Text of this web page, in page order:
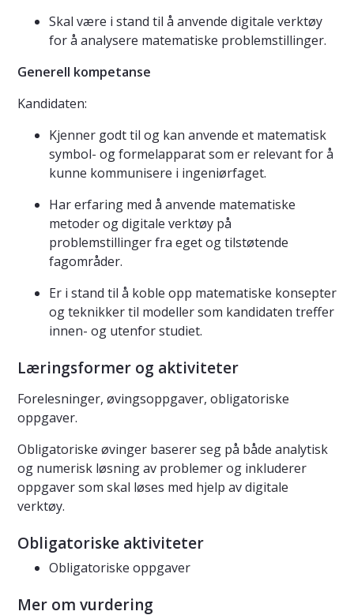
Skal være i stand til å anvende digitale verktøy
for å analysere matematiske problemstillinger.
Generell kompetanse
Kandidaten:
Kjenner godt til og kan anvende et matematisk
symbol- og formelapparat som er relevant for å
kunne kommunisere i ingeniørfaget.
Har erfaring med å anvende matematiske
metoder og digitale verktøy på
problemstillinger fra eget og tilstøtende
fagområder.
Er i stand til å koble opp matematiske konsepter
og teknikker til modeller som kandidaten treffer
innen- og utenfor studiet.
Læringsformer og aktiviteter
Forelesninger, øvingsoppgaver, obligatoriske
oppgaver.
Obligatoriske øvinger baserer seg på både analytisk
og numerisk løsning av problemer og inkluderer
oppgaver som skal løses med hjelp av digitale
verktøy.
Obligatoriske aktiviteter
Obligatoriske oppgaver
Mer om vurdering